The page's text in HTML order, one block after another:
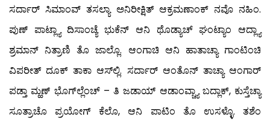
ಸರ್ದಾರ್ ಸಿಮಾಂವ್ ತಸಲ್ಯಾ ಅನಿರೀಕ್ಷಿತ್ ಆಕ್ರಮಣಾಂಕ್ ನವೊ ನಹಿಂ.
ಪುಣ್ ಪಾಟ್ಲ್ಯಾ ದಿಸಾಂಚ್ಯೆ ಭುಕೆನ್ ಆನಿ ಥೊಡ್ಯಾಚ್ ಘಂಟ್ಯಾಂ ಆದ್ಲ್ಯಾ
ಶ್ರಮಾನ್ ನಿತ್ರಾಣಿ ತೊ ಜಾಲ್ಲೊ. ಆಂಗಾಚಿ ಆನಿ ಹಾತಾಚ್ಯಾ ಗಾಂಟಿಂಚಿ
ವಿಪರೀತ್ ದೂಕ್ ತಾಕಾ ಆಸ್‍ಲ್ಲಿ. ಸರ್ದಾರ್ ಆಂತೊನ್ ತಾಚ್ಯಾ ಆಂಗಾರ್
ಪಡ್ತಾ ಮ್ಹಣ್ ಭೊಗ್‍ಲ್ಲೆಂಚ್ – ತಿ ಜಡಾಯ್ ಆಡಾಂವ್ಚ್ಯಾ ಬದ್ಲಾಕ್, ಕುಸ್ತೆಚ್ಯಾ
ಸೂತ್ರಾಚೊ ಪ್ರಯೋಗ್ ಕೆಲೊ, ಆನಿ ಪಾಟಿಂ ತೊ ಉಸಳ್ಳೊ. ತಶೆಂ